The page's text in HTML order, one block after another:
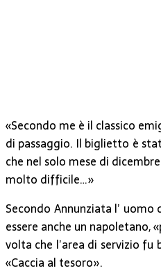
«Secondo me è il classico
di passaggio. Il biglietto è
che nel solo mese di
molto difficile…»
Secondo Annunziata l’
essere anche un napoletano,
volta che l’area di servizio
«Caccia al tesoro».